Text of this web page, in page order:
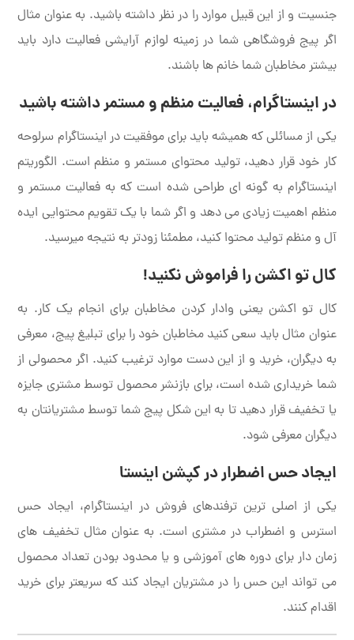
جنسیت و از این قبیل موارد را در نظر داشته باشید. به عنوان مثال
اگر پیج فروشگاهی شما در زمینه لوازم آرایشی فعالیت دارد باید
بیشتر مخاطبان شما خانم ها باشند.
در اینستاگرام، فعالیت منظم و مستمر داشته باشید
یکی از مسائلی که همیشه باید برای موفقیت در اینستاگرام سرلوحه
کار خود قرار دهید، تولید محتوای مستمر و منظم است. الگوریتم
اینستاگرام به گونه ای طراحی شده است که به فعالیت مستمر و
منظم اهمیت زیادی می دهد و اگر شما با یک تقویم محتوایی ایده
آل و منظم تولید محتوا کنید، مطمئنا زودتر به نتیجه میرسید.
کال تو اکشن را فراموش نکنید!
کال تو اکشن یعنی وادار کردن مخاطبان برای انجام یک کار. به
عنوان مثال باید سعی کنید مخاطبان خود را برای تبلیغ پیج، معرفی
به دیگران، خرید و از این دست موارد ترغیب کنید. اگر محصولی از
شما خریداری شده است، برای بازنشر محصول توسط مشتری جایزه
یا تخفیف قرار دهید تا به این شکل پیج شما توسط مشتریانتان به
دیگران معرفی شود.
ایجاد حس اضطرار در کپشن اینستا
یکی از اصلی ترین ترفندهای فروش در اینستاگرام، ایجاد حس
استرس و اضطراب در مشتری است. به عنوان مثال تخفیف های
زمان دار برای دوره های آموزشی و یا محدود بودن تعداد محصول
می تواند این حس را در مشتریان ایجاد کند که سریعتر برای خرید
اقدام کنند.